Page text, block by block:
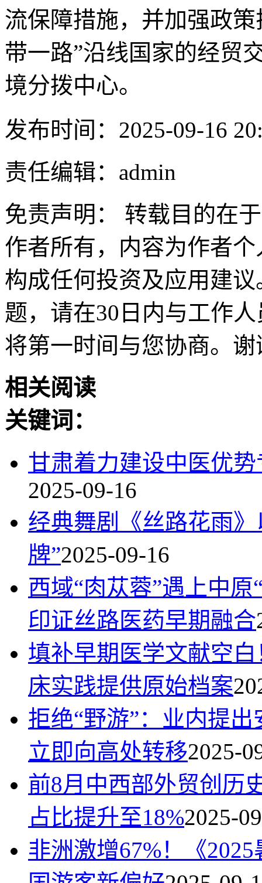
流保障措施，并加强政
带一路”沿线国家的经贸
境分拨中心。
发布时间：2025-09-16
责任编辑：admin
免责声明： 转载目的在
作者所有，内容为作者
构成任何投资及应用建
题，请在30日内与工作
将第一时间与您协商。
相关阅读
关键词：
甘肃着力建设中医优
2025-09-16
经典舞剧《丝路花雨
牌”2025-09-16
西域“肉苁蓉”遇上中
印证丝路医药早期融合
填补早期医学文献空
床实践提供原始档案
拒绝“野游”：业内提
立即向高处转移2025-
前8月中西部外贸创历
占比提升至18%2025-
非洲激增67%！《